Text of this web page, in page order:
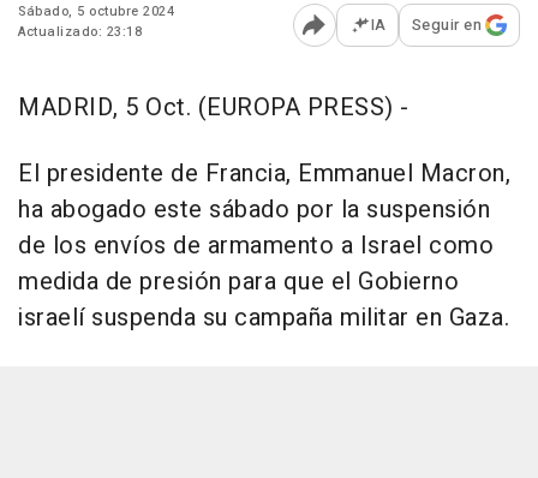
Sábado, 5 octubre 2024
Actualizado: 23:18
Abrir opciones para
IA Seguir en
MADRID, 5 Oct. (EUROPA PRESS) -
El presidente de Francia, Emmanuel Macron,
ha abogado este sábado por la suspensión
de los envíos de armamento a Israel como
medida de presión para que el Gobierno
israelí suspenda su campaña militar en Gaza.